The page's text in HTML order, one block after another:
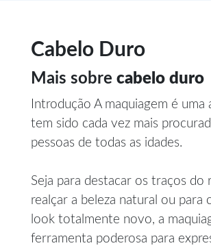
Cabelo Duro
Mais sobre cabelo duro
Introdução A maquiagem é uma
tem sido cada vez mais
pessoas de todas as idades.
Seja para destacar os traços do
realçar a beleza natural ou para
look totalmente novo, a
ferramenta poderosa para